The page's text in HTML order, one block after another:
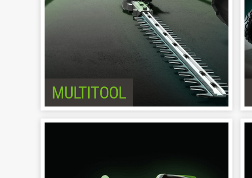
MULTITOOL